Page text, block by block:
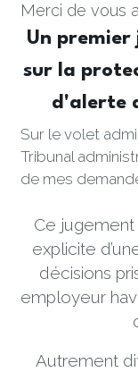
Merci de vous
Un premier
sur la
d'alerte
Sur le volet
Tribunal
de mes
Ce
explicite
décisions
employeur
Autrement